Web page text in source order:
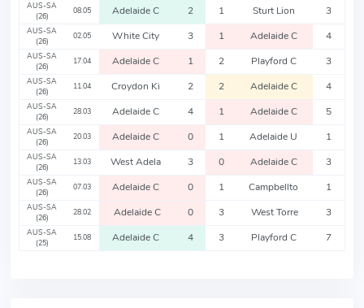
AUS-SA
(26)
08.05 Adelaide C 2 1 Sturt Lion 3
AUS-SA
(26)
02.05 White City 3 1 Adelaide C 4
AUS-SA
(26)
17.04 Adelaide C 1 2 Playford C 3
AUS-SA
(26)
11.04 Croydon Ki 2 2 Adelaide C 4
AUS-SA
(26)
28.03 Adelaide C 4 1 Adelaide C 5
AUS-SA
(26)
20.03 Adelaide C 0 1 Adelaide U 1
AUS-SA
(26)
13.03 West Adela 3 0 Adelaide C 3
AUS-SA
(26)
07.03 Adelaide C 0 1 Campbellto 1
AUS-SA
(26)
28.02 Adelaide C 0 3 West Torre 3
AUS-SA
(25)
15.08 Adelaide C 4 3 Playford C 7